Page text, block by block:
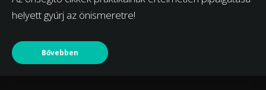
helyett gyúrj az önismeretre!
Bővebben